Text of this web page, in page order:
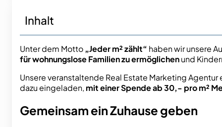
Inhalt
Unter dem Motto „Jeder m² zählt“ haben wir unsere
für wohnungslose Familien zu ermöglichenund
Unsere veranstaltende Real Estate Marketing
dazu eingeladen, mit einer Spende ab 30,- pro m²
Gemeinsam ein Zuhause geben